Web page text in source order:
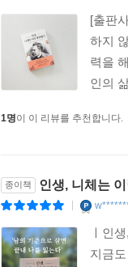
[출판
하지
력을
인의
1명이 이 리뷰를 추천합니다.
종이책 인생, 니체는
ㅣ인
지금